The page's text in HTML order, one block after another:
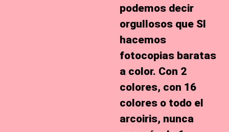
podemos decir
orgullosos que SI
hacemos
fotocopias baratas
a color. Con 2
colores, con 16
colores o todo el
arcoiris, nunca